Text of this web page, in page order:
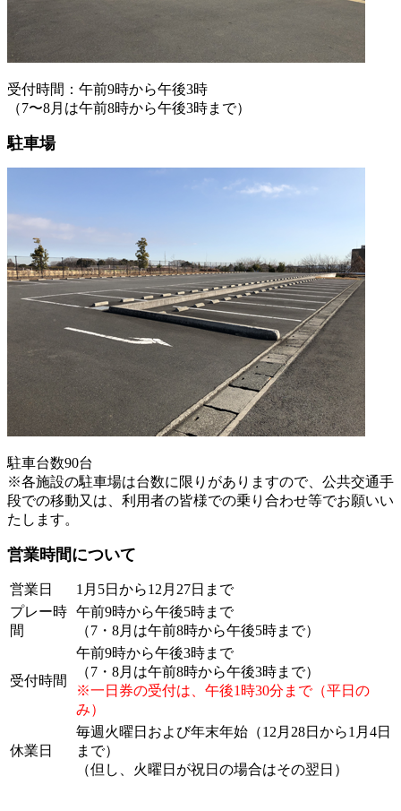
受付時間：午前9時から午後3時
（7〜8月は午前8時から午後3時まで）
駐車場
駐車台数90台
※各施設の駐車場は台数に限りがありますので、公共交通手
段での移動又は、利用者の皆様での乗り合わせ等でお願いい
たします。
営業時間について
営業日
1月5日から12月27日まで
プレー時
間
午前9時から午後5時まで
（7・8月は午前8時から午後5時まで）
受付時間
午前9時から午後3時まで
（7・8月は午前8時から午後3時まで）
※一日券の受付は、午後1時30分まで（平日の
み）
休業日
毎週火曜日および年末年始（12月28日から1月4日
まで）
（但し、火曜日が祝日の場合はその翌日）